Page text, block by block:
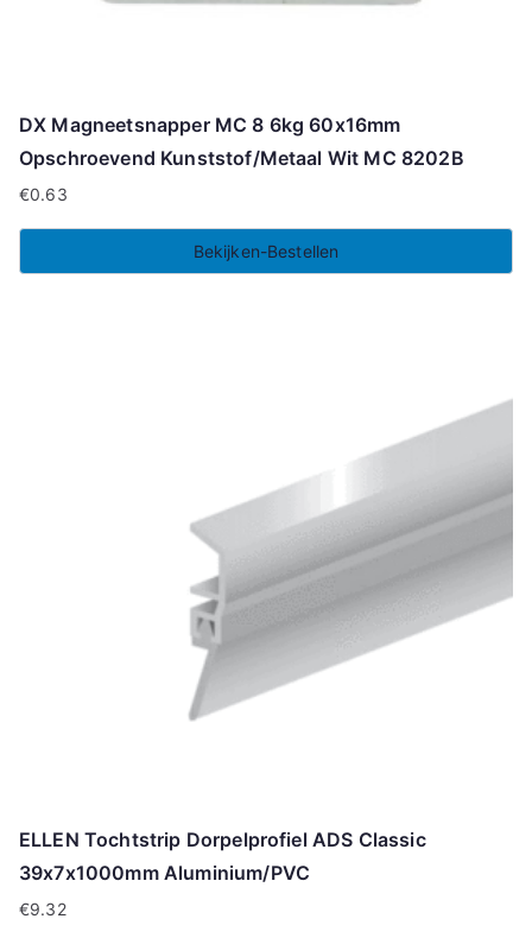
DX Magneetsnapper MC 8 6kg 60x16mm
Opschroevend Kunststof/Metaal Wit MC 8202B
€0.63
Bekijken-Bestellen
ELLEN Tochtstrip Dorpelprofiel ADS Classic
39x7x1000mm Aluminium/PVC
€9.32